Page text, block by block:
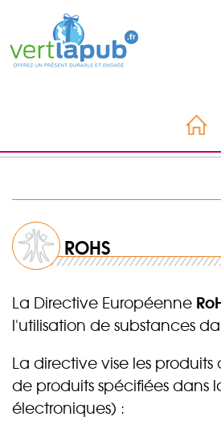
ROHS
La Directive Européenne
l'utilisation de substances
La directive vise les
de produits spécifiées dans
électroniques) :